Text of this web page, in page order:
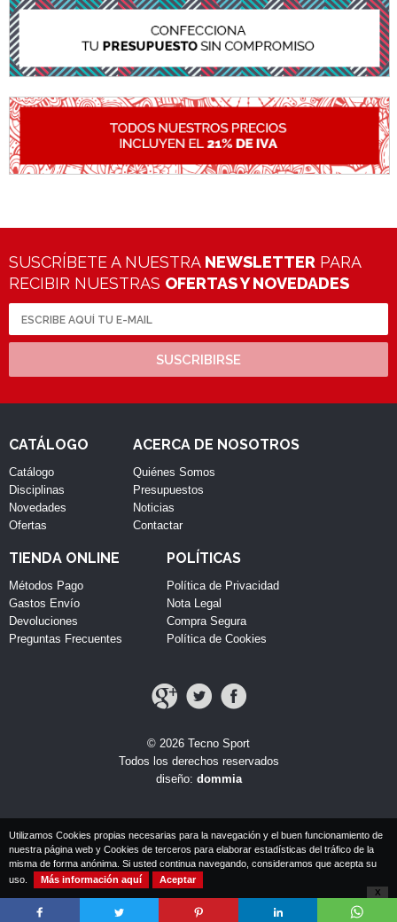
SUSCRÍBETE A NUESTRA NEWSLETTER PARA
RECIBIR NUESTRAS OFERTAS Y NOVEDADES
SUSCRIBIRSE
CATÁLOGO
Catálogo
Disciplinas
Novedades
Ofertas
ACERCA DE NOSOTROS
Quiénes Somos
Presupuestos
Noticias
Contactar
TIENDA ONLINE
Métodos Pago
Gastos Envío
Devoluciones
Preguntas Frecuentes
POLÍTICAS
Política de Privacidad
Nota Legal
Compra Segura
Política de Cookies
© 2026 Tecno Sport
Todos los derechos reservados
diseño: dommia
Utilizamos Cookies propias necesarias para la navegación y el buen funcionamiento de
nuestra página web y Cookies de terceros para elaborar estadísticas del tráfico de la
misma de forma anónima. Si usted continua navegando, consideramos que acepta su
uso.
Más información aquí Aceptar
X